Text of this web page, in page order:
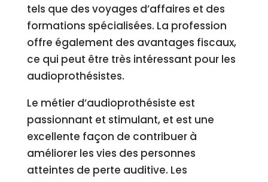
tels que des voyages d’affaires et des
formations spécialisées. La profession
offre également des avantages fiscaux,
ce qui peut être très intéressant pour les
audioprothésistes.
Le métier d’audioprothésiste est
passionnant et stimulant, et est une
excellente façon de contribuer à
améliorer les vies des personnes
atteintes de perte auditive. Les